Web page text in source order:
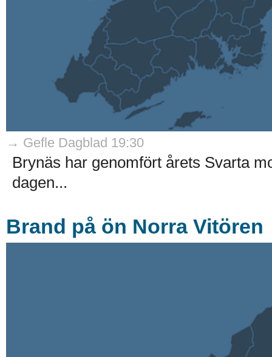
→ Gefle Dagblad 19:30
Brynäs har genomfört årets Svarta
dagen...
Brand på ön Norra Vitören